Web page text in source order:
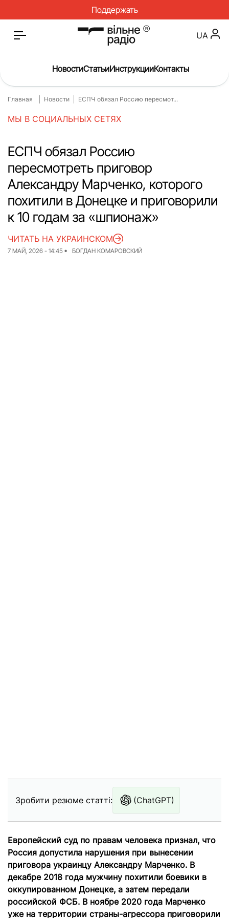
Поддержать
Главная
Новости
О нас
Инструкции
Спорт
Интервью
Досье
Репортаж
Блог
Проекты
Команда
Авторы
UA
НовостиСтатьиИнструкцииКонтакты
Главная Новости ЕСПЧ обязал Россию пересмот...
МЫ В СОЦИАЛЬНЫХ СЕТЯХ
ЕСПЧ обязал Россию
пересмотреть приговор
Александру Марченко, которого
похитили в Донецке и приговорили
к 10 годам за «шпионаж»
7 МАЙ, 2026 - 14:45 БОГДАН КОМАРОВСКИЙ
ЧИТАТЬ НА УКРАИНСКОМ
Зробити резюме статті: (ChatGPT)
Европейский суд по правам человека признал, что
Россия допустила нарушения при вынесении
приговора украинцу Александру Марченко. В
декабре 2018 года мужчину похитили боевики в
оккупированном Донецке, а затем передали
российской ФСБ. В ноябре 2020 года Марченко
уже на территории страны-агрессора приговорили